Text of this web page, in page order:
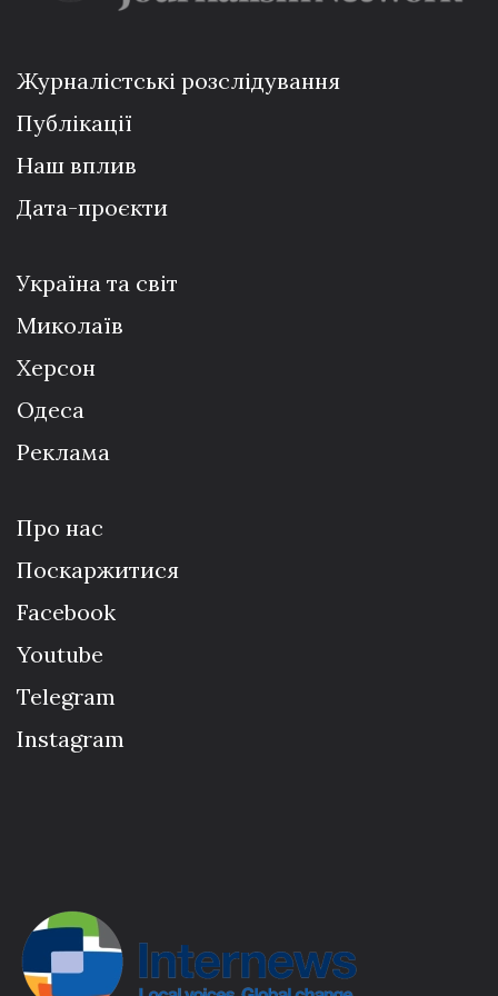
Журналістські розслідування
Публікації
Наш вплив
Дата-проєкти
Україна та світ
Миколаїв
Херсон
Одеса
Реклама
Про нас
Поскаржитися
Facebook
Youtube
Telegram
Instagram